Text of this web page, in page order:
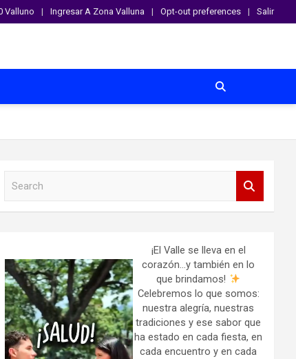
Valluno Ingresar A Zona Valluna Opt-out preferences Salir
¡El Valle se lleva en el
corazón…y también en lo
que brindamos!
Celebremos lo que somos:
nuestra alegría, nuestras
tradiciones y ese sabor que
ha estado en cada fiesta, en
cada encuentro y en cada